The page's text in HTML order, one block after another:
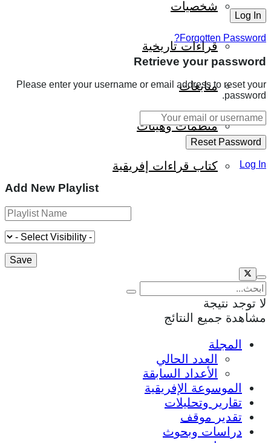
شخصيات
قراءات تاريخية
متابعات
منظمات وهيئات
كتاب قراءات إفريقية
Forgotten Password?
Retrieve your password
Please enter your username or email address to reset your
password.
Log In
Add New Playlist
لا توجد نتيجة
مشاهدة جميع النتائج
المجلة
العدد الحالي
الأعداد السابقة
الموسوعة الإفريقية
تقارير وتحليلات
تقدير موقف
دراسات وبحوث